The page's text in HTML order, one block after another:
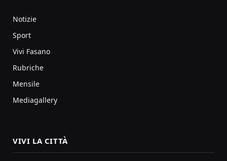
Notizie
Sport
Vivi Fasano
Rubriche
Mensile
Mediagallery
VIVI LA CITTÀ